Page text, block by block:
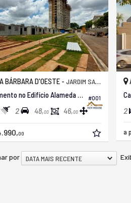
#001
BÁRBARA D'OESTE - JARDIM SANTA ALICE
Apartamento no Edifício Alameda Das Andorinhas
2 48,00 46,00
00
2
a
por DATA MAIS RECENTE